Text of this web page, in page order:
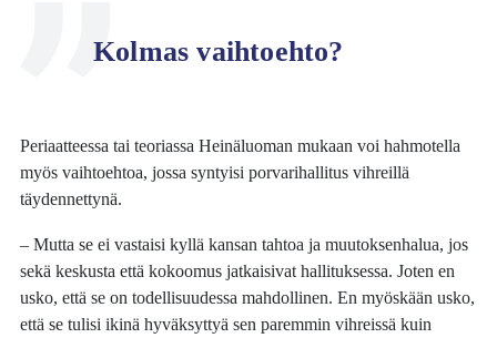
Kolmas vaihtoehto?
Periaatteessa tai teoriassa Heinäluoman mukaan voi hahmotella
myös vaihtoehtoa, jossa syntyisi porvarihallitus vihreillä
täydennettynä.
– Mutta se ei vastaisi kyllä kansan tahtoa ja muutoksenhalua, jos
sekä keskusta että kokoomus jatkaisivat hallituksessa. Joten en
usko, että se on todellisuudessa mahdollinen. En myöskään usko,
että se tulisi ikinä hyväksyttyä sen paremmin vihreissä kuin